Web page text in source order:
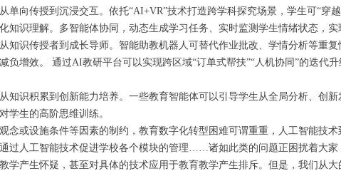
单向传授到沉浸交互。依托“AI+VR”技术打造跨学科探究场景，学生可“穿
知识理解。多智能体协同，动态生成学习任务、实时监测学生情绪状态，实
知识传授者到成长导师。智能助教机器人可替代作业批改、学情分析等重
负增效。 通过AI教研平台可以实现跨区域“订单式帮扶”“人机协同”的迭代升
知识积累到创新能力培养。一些教育智能体可以引导学生从全局分析、创
学生的高阶思维训练。
念或设施条件等因素的制约，教育数字化转型困难可谓重重，人工智能技
过人工智能技术促进学校各个模块的管理……诸如此类的问题正困扰着大家
学产生怀疑，甚至对具体的技术应用于教育教学产生排斥。但是，我们从